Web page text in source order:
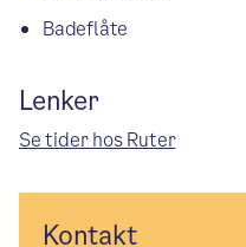
Badeflåte
Lenker
Se tider hos Ruter
Kontakt